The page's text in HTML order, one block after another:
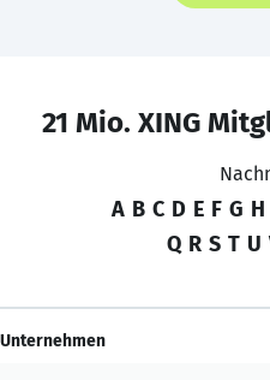
21 Mio. XING
A B C D E F G H
Q R S T U
Unternehmen